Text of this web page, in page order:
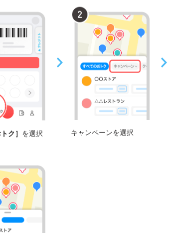
ク］ を選択 キャンペーンを選択